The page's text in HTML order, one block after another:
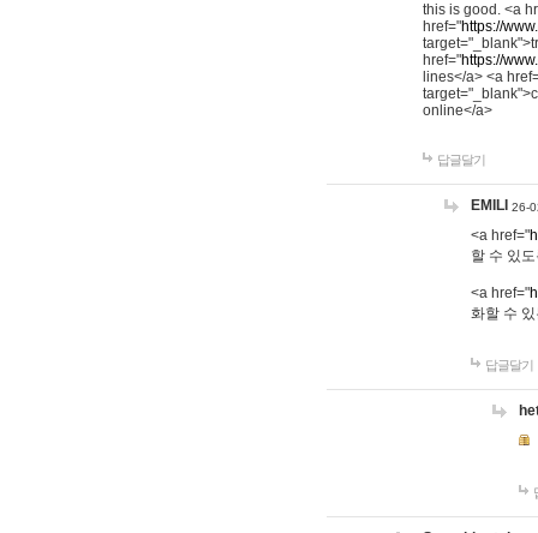
this is good. <a
href="https://
href="https://
lines</a> <a
online</a>
답글달기
EMILI 26-
<a href="
할 수 있
<a href="
화할 수
답글달기